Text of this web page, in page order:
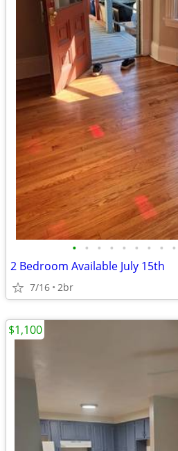
• • • • • • • • •
2 Bedroom Available July 15th
7/16 2br
$1,100